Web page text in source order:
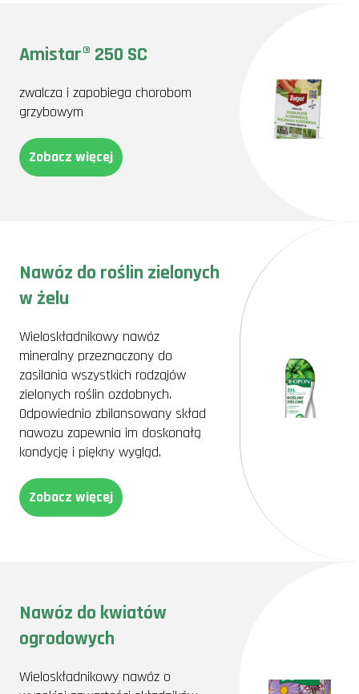
Amistar® 250 SC
zwalcza i zapobiega chorobom
grzybowym
Zobacz więcej
Nawóz do roślin zielonych
w żelu
Wieloskładnikowy nawóz
mineralny przeznaczony do
zasilania wszystkich rodzajów
zielonych roślin ozdobnych.
Odpowiednio zbilansowany skład
nawozu zapewnia im doskonałą
kondycję i piękny wygląd.
Zobacz więcej
Nawóz do kwiatów
ogrodowych
Wieloskładnikowy nawóz o